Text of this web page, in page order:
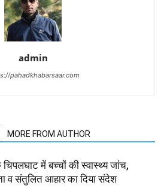
admin
pahadkhabarsaar.com
MORE FROM AUTHOR
चिपलघाट में बच्चों की स्वास्थ्य जांच,
व संतुलित आहार का दिया संदेश